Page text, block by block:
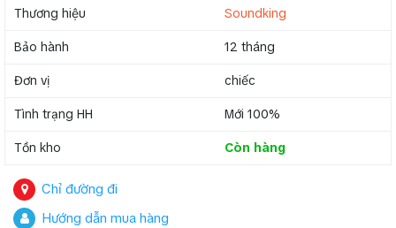
Thương hiệu Soundking
Bảo hành 12 tháng
Đơn vị chiếc
Tình trạng HH Mới 100%
Tồn kho Còn hàng
Chỉ đường đi
Hướng dẫn mua hàng